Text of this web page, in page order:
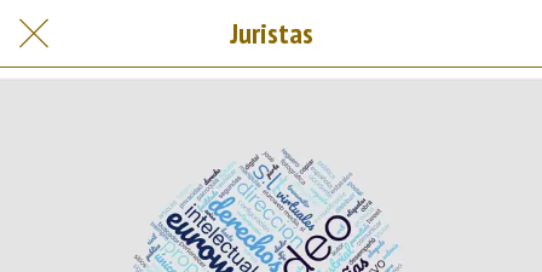
Juristas